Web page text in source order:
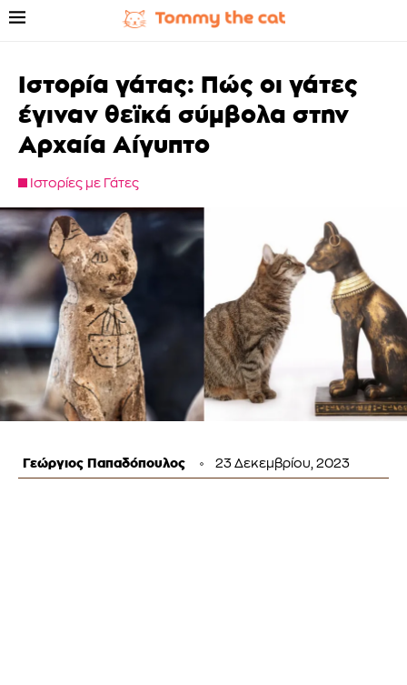
Ιστορία γάτας: Πώς οι γάτες
έγιναν θεϊκά σύμβολα στην
Αρχαία Αίγυπτο
Ιστορίες με Γάτες
Γεώργιος Παπαδόπουλος 23 Δεκεμβρίου, 2023